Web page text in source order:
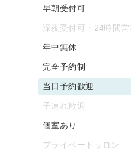
早朝受付可
深夜受付可・24時間営
年中無休
完全予約制
当日予約歓迎
子連れ歓迎
個室あり
プライベートサロン